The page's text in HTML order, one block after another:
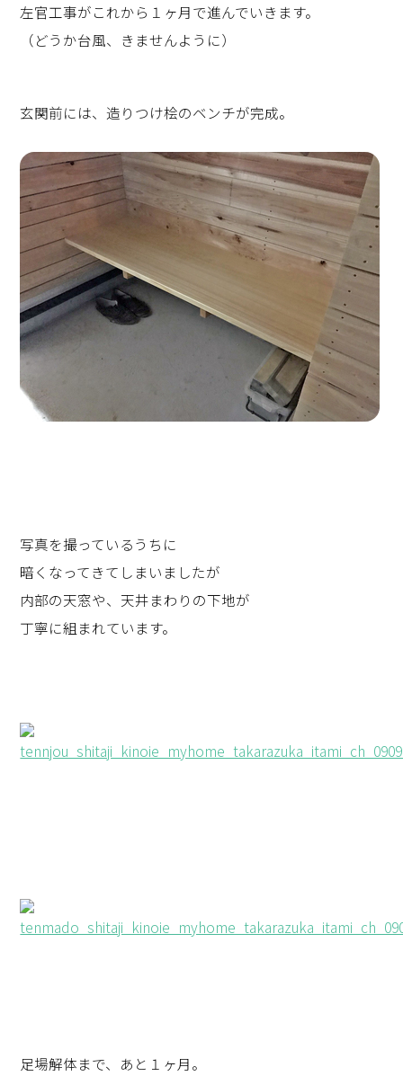
左官工事がこれから１ヶ月で進んでいきます。
（どうか台風、きませんように）
玄関前には、造りつけ桧のベンチが完成。
写真を撮っているうちに
暗くなってきてしまいましたが
内部の天窓や、天井まわりの下地が
丁寧に組まれています。
足場解体まで、あと１ヶ月。